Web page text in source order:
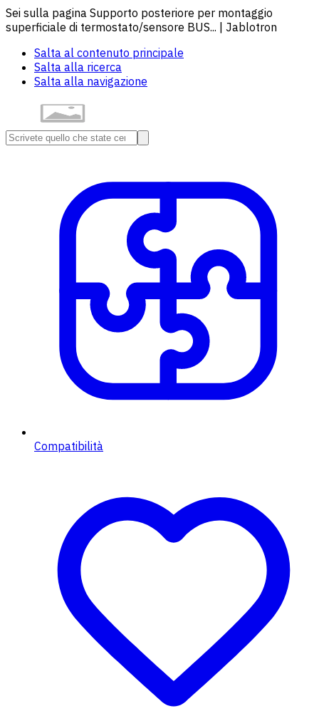
Sei sulla pagina Supporto posteriore per montaggio
superficiale di termostato/sensore BUS... | Jablotron
Salta al contenuto principale
Salta alla ricerca
Salta alla navigazione
Compatibilità